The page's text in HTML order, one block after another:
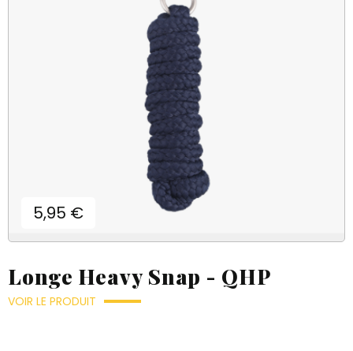
Prix
5,95 €
Longe Heavy Snap - QHP
VOIR LE PRODUIT